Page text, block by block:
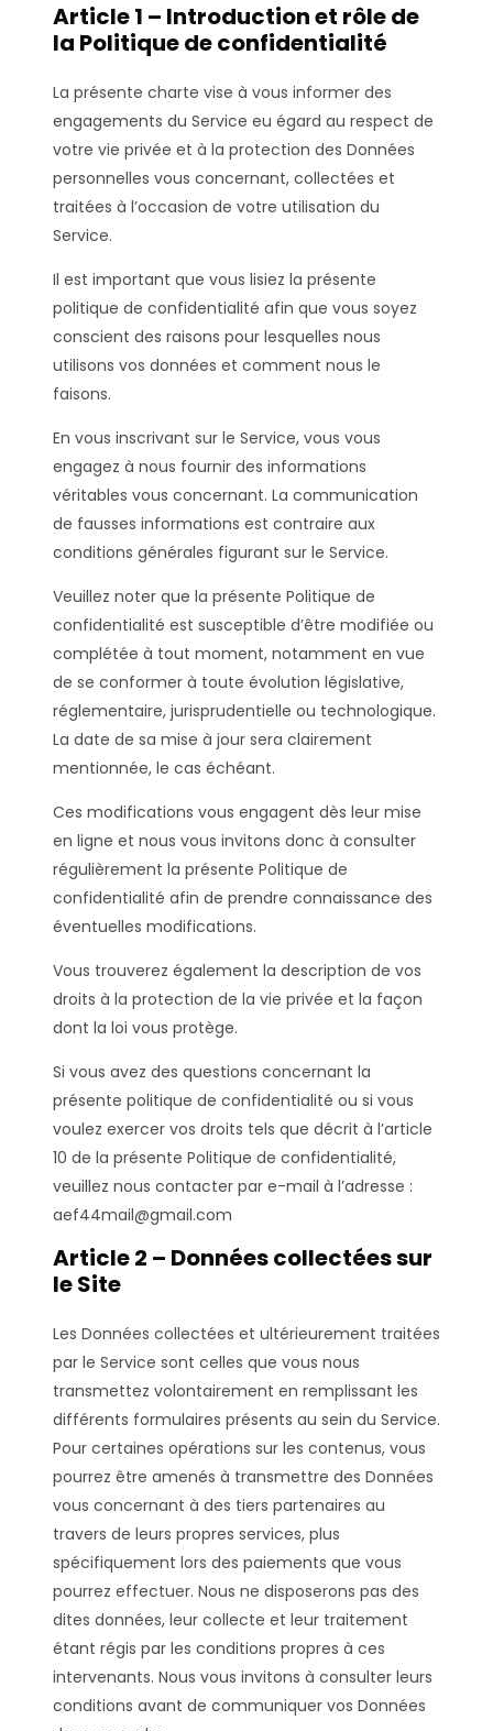
Article 1 – Introduction et rôle de
la Politique de confidentialité
La présente charte vise à vous informer des
engagements du Service eu égard au respect de
votre vie privée et à la protection des Données
personnelles vous concernant, collectées et
traitées à l’occasion de votre utilisation du
Service.
Il est important que vous lisiez la présente
politique de confidentialité afin que vous soyez
conscient des raisons pour lesquelles nous
utilisons vos données et comment nous le
faisons.
En vous inscrivant sur le Service, vous vous
engagez à nous fournir des informations
véritables vous concernant. La communication
de fausses informations est contraire aux
conditions générales figurant sur le Service.
Veuillez noter que la présente Politique de
confidentialité est susceptible d’être modifiée ou
complétée à tout moment, notamment en vue
de se conformer à toute évolution législative,
réglementaire, jurisprudentielle ou technologique.
La date de sa mise à jour sera clairement
mentionnée, le cas échéant.
Ces modifications vous engagent dès leur mise
en ligne et nous vous invitons donc à consulter
régulièrement la présente Politique de
confidentialité afin de prendre connaissance des
éventuelles modifications.
Vous trouverez également la description de vos
droits à la protection de la vie privée et la façon
dont la loi vous protège.
Si vous avez des questions concernant la
présente politique de confidentialité ou si vous
voulez exercer vos droits tels que décrit à l’article
10 de la présente Politique de confidentialité,
veuillez nous contacter par e-mail à l’adresse :
aef44mail@gmail.com
Article 2 – Données collectées sur
le Site
Les Données collectées et ultérieurement traitées
par le Service sont celles que vous nous
transmettez volontairement en remplissant les
différents formulaires présents au sein du Service.
Pour certaines opérations sur les contenus, vous
pourrez être amenés à transmettre des Données
vous concernant à des tiers partenaires au
travers de leurs propres services, plus
spécifiquement lors des paiements que vous
pourrez effectuer. Nous ne disposerons pas des
dites données, leur collecte et leur traitement
étant régis par les conditions propres à ces
intervenants. Nous vous invitons à consulter leurs
conditions avant de communiquer vos Données